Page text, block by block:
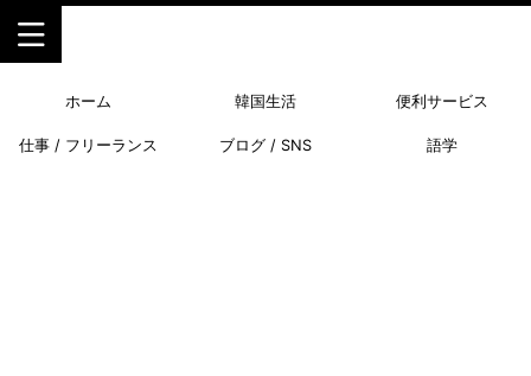
ホーム 韓国生活 便利サービス
仕事 / フリーランス ブログ / SNS 語学